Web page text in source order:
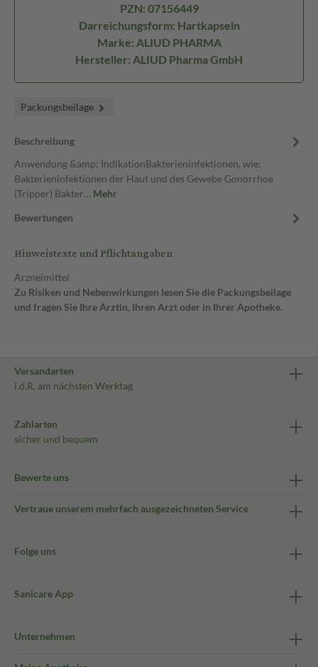
PZN: 07156449
Darreichungsform: Hartkapseln
Marke: ALIUD PHARMA
Hersteller: ALIUD Pharma GmbH
Packungsbeilage
Beschreibung
Anwendung &amp; IndikationBakterieninfektionen, wie:
Bakterieninfektionen der Haut und des Gewebe Gonorrhoe
(Tripper) Bakter… Mehr
Bewertungen
Hinweistexte und Pflichtangaben
Arzneimittel
Zu Risiken und Nebenwirkungen lesen Sie die Packungsbeilage
und fragen Sie Ihre Ärztin, Ihren Arzt oder in Ihrer Apotheke.
Versandarten
i.d.R. am nächsten Werktag
Zahlarten
sicher und bequem
Bewerte uns
Vertraue unserem mehrfach ausgezeichneten Service
Folge uns
Sanicare App
Unternehmen